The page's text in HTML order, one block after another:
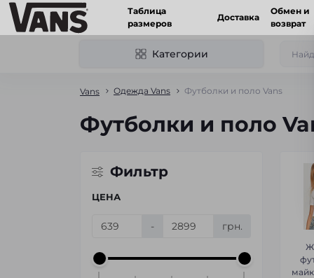
Таблица
размеров
Доставка
Обмен и
возврат
Категории
Vans Одежда Vans Футболки и поло Vans
Футболки и поло
Фильтр
ЦЕНА
- грн.